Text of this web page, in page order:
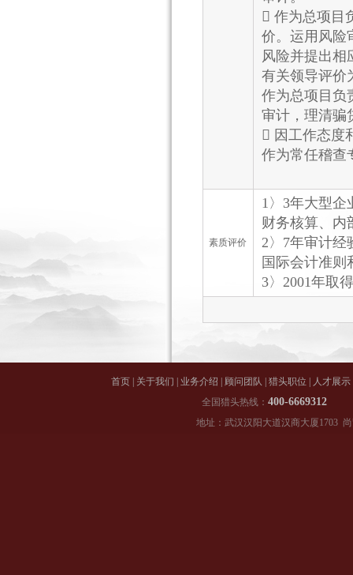
 作为总项目
价。运用风险
风险并提出相
有关领导评价
作为总项目负
审计，理清骗
 因工作态度
作为常任稽查
素质评价
1〉3年大型
财务核算、内
2〉7年审计经
国际会计准则
3〉2001年取
首页 关于我们 业务介绍 顾问团队 猎头职位 人才展示
全国猎头热线： 400-
地址：武汉汉阳大道汉商大厦1703